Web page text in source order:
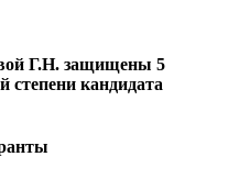
Г.Н. защищены 5
степени кандидата